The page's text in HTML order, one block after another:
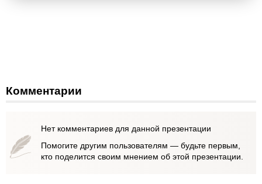
Комментарии
Нет комментариев для данной презентации
Помогите другим пользователям — будьте первым,
кто поделится своим мнением об этой презентации.